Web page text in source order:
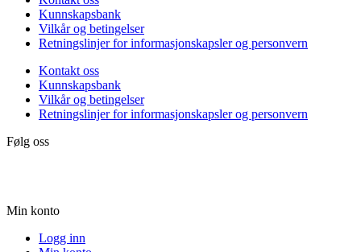
Kunnskapsbank
Vilkår og betingelser
Retningslinjer for informasjonskapsler og personvern
Kontakt oss
Kunnskapsbank
Vilkår og betingelser
Retningslinjer for informasjonskapsler og personvern
Følg oss
Min konto
Logg inn